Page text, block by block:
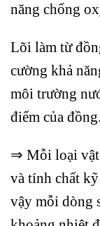
năng chống
Lõi làm từ
cường khả
môi trường
điểm của đồng.
⇒ Mỗi loại vật
và tính chất
vậy mỗi dòng